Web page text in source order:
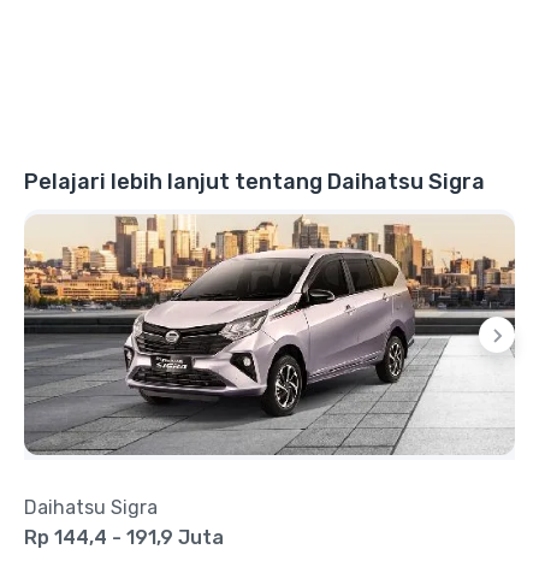
Pelajari lebih lanjut tentang Daihatsu Sigra
Daihatsu Sigra
Rp 144,4 - 191,9 Juta